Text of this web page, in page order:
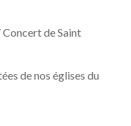
Concert de Saint
de nos églises du